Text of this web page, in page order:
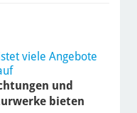
viele Angebote
und
bieten